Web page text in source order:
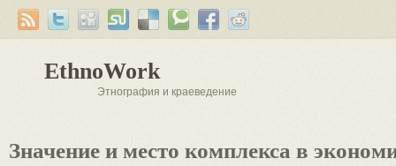
EthnoWork
Этнография и краеведение
Значение и место комплекса в